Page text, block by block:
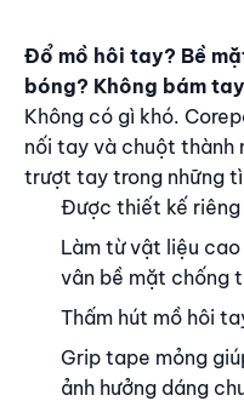
Nội dung
Đổ mồ hôi tay? Bề
bóng? Không bám
Không có gì khó.
nối tay và chuột
trượt tay trong những
Được thiết kế
Làm từ vật liệu
vân bề mặt chống
Thấm hút mồ hôi
Grip tape mỏng
ảnh hưởng dáng